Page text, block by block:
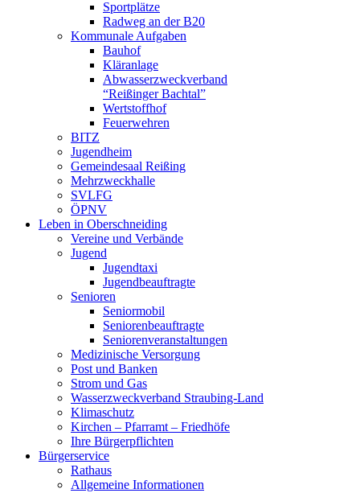
Sportplätze
Radweg an der B20
Kommunale Aufgaben
Bauhof
Kläranlage
Abwasserzweckverband
“Reißinger Bachtal”
Wertstoffhof
Feuerwehren
BITZ
Jugendheim
Gemeindesaal Reißing
Mehrzweckhalle
SVLFG
ÖPNV
Leben in Oberschneiding
Vereine und Verbände
Jugend
Jugendtaxi
Jugendbeauftragte
Senioren
Seniormobil
Seniorenbeauftragte
Seniorenveranstaltungen
Medizinische Versorgung
Post und Banken
Strom und Gas
Wasserzweckverband Straubing-Land
Klimaschutz
Kirchen – Pfarramt – Friedhöfe
Ihre Bürgerpflichten
Bürgerservice
Rathaus
Allgemeine Informationen